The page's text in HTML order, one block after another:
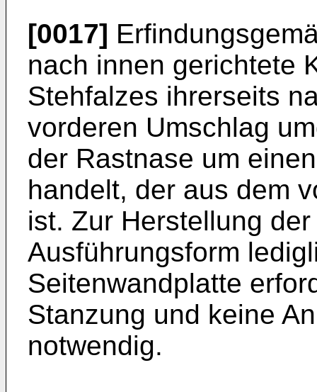
[0017]
nach innen gerichtete
Stehfalzes ihrerseits
vorderen Umschlag
der Rastnase um
handelt, der aus dem
ist. Zur Herstellung
Ausführungsform
Seitenwandplatte
Stanzung und keine
notwendig.